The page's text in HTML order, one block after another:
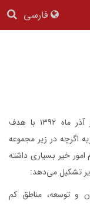
فارسی
موسسه خیریه استاد حاج محمد کریم فضلی از آذر ماه ۱۳۹۲ با هدف
اگرچه در زیر مجموعه
امور خیر بسیاری داشته
تشکیل می‌دهد:
و توسعه، مناطق کم